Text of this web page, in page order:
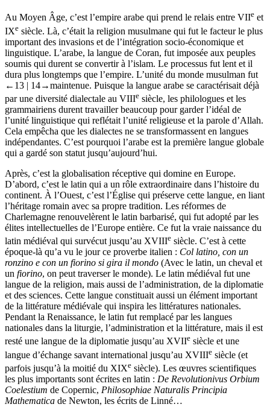
Au Moyen Âge, c’est l’empire arabe qui prend le relais entre VIIe et
IXe siècle. Là, c’était la religion musulmane qui fut le facteur le plus
important des invasions et de l’intégration socio-économique et
linguistique. L’arabe, la langue de Coran, fut imposée aux peuples
soumis qui durent se convertir à l’islam. Le processus fut lent et il
dura plus longtemps que l’empire. L’unité du monde musulman fut
←13 | 14→maintenue. Puisque la langue arabe se caractérisait déjà
par une diversité dialectale au VIIIe siècle, les philologues et les
grammairiens durent travailler beaucoup pour garder l’idéal de
l’unité linguistique qui reflétait l’unité religieuse et la parole d’Allah.
Cela empêcha que les dialectes ne se transformassent en langues
indépendantes. C’est pourquoi l’arabe est la première langue globale
qui a gardé son statut jusqu’aujourd’hui.
Après, c’est la globalisation réceptive qui domine en Europe.
D’abord, c’est le latin qui a un rôle extraordinaire dans l’histoire du
continent. À l’Ouest, c’est l’Église qui préserve cette langue, en liant
l’héritage romain avec sa propre tradition. Les réformes de
Charlemagne renouvelèrent le latin barbarisé, qui fut adopté par les
élites intellectuelles de l’Europe entière. Ce fut la vraie naissance du
latin médiéval qui survécut jusqu’au XVIIIe siècle. C’est à cette
époque-là qu’a vu le jour ce proverbe italien : Col latino, con un
ronzino e con un fiorino si gira il mondo (Avec le latin, un cheval et
un fiorino, on peut traverser le monde). Le latin médiéval fut une
langue de la religion, mais aussi de l’administration, de la diplomatie
et des sciences. Cette langue constituait aussi un élément important
de la littérature médiévale qui inspira les littératures nationales.
Pendant la Renaissance, le latin fut remplacé par les langues
nationales dans la liturgie, l’administration et la littérature, mais il est
resté une langue de la diplomatie jusqu’au XVIIe siècle et une
langue d’échange savant international jusqu’au XVIIIe siècle (et
parfois jusqu’à la moitié du XIXe siècle). Les œuvres scientifiques
les plus importants sont écrites en latin : De Revolutionivus Orbium
Coelestium de Copernic, Philosophiae Naturalis Principia
Mathematica de Newton, les écrits de Linné…